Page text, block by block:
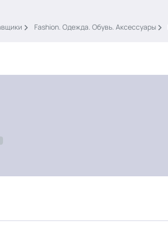
Fashion. Одежда. Обувь. Аксессуары